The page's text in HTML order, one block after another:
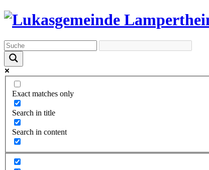
Exact matches only
Search in title
Search in content